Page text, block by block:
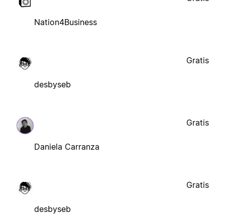
Nation4Business
desbyseb
Gratis
Daniela Carranza
Gratis
desbyseb
Gratis